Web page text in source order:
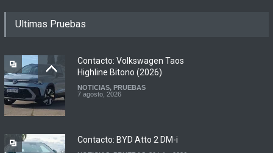
renovadas S2 y Skua 150 en
7 agosto, 2026
Argentina y Ecuador
Ultimas Pruebas
Contacto: Volkswagen Taos
Highline Bitono (2026)
NOTICIAS, PRUEBAS
7 agosto, 2026
Contacto: BYD Atto 2 DM-i